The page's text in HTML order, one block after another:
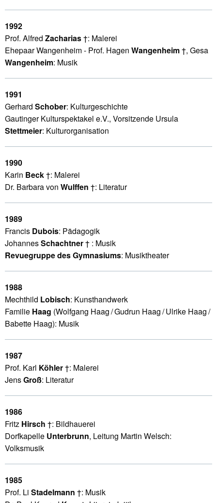
1992
Prof. Alfred Zacharias†: Malerei
Ehepaar Wangenheim - Prof. Hagen Wangenheim†, Gesa
Wangenheim: Musik
1991
Gerhard Schober: Kulturgeschichte
Gautinger Kulturspektakel e.V., Vorsitzende Ursula
Stettmeier: Kulturorganisation
1990
Karin Beck†: Malerei
Dr. Barbara von Wulffen †: Literatur
1989
Francis Dubois: Pädagogik
JohannesSchachtner† : Musik
Revuegruppe des Gymnasiums: Musiktheater
1988
Mechthild Lobisch: Kunsthandwerk
Familie Haag (Wolfgang Haag / Gudrun Haag / Ulrike Haag /
Babette Haag): Musik
1987
Prof. Karl Köhler†: Malerei
JensGroß: Literatur
1986
Fritz Hirsch †: Bildhauerei
Dorfkapelle Unterbrunn, Leitung Martin Welsch:
Volksmusik
1985
Prof. Li Stadelmann †: Musik